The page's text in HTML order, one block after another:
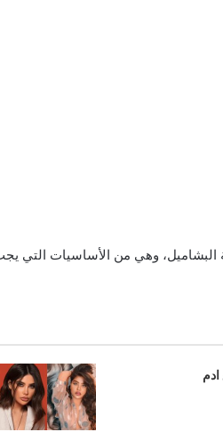
وهي من الأساسيات التي
ادم